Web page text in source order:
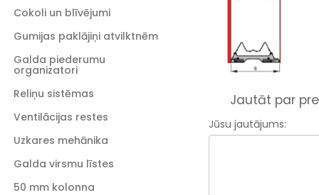
Cokoli un blīvējumi
Gumijas paklājiņi atvilktnēm
Galda piederumu
organizatori
Reliņu sistēmas
Ventilācijas restes
Uzkares mehānika
Galda virsmu līstes
50 mm kolonna
Jautāt par
Jūsu jautājums: